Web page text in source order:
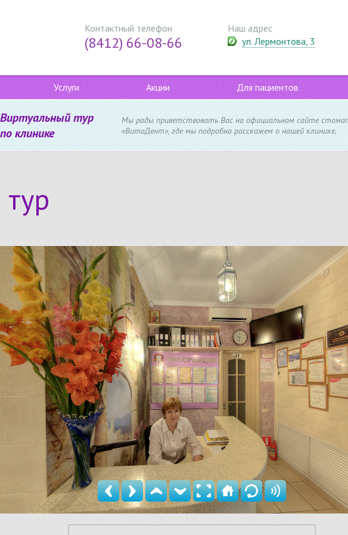
Контактный телефон
(8412) 66-08-66
Наш адрес
ул. Лермонтова, 3
Услуги Акции Для пациентов
Виртуальный тур
по клинике
Мы рады приветствовать Вас на официальном сайте
«ВитаДент», где мы подробно расскажем о нашей клинике.